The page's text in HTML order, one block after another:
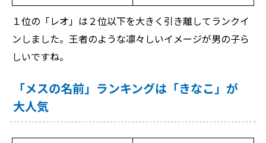
１位の「レオ」は２位以下を大きく引き離してランクイ
ンしました。王者のような凛々しいイメージが男の子ら
しいですね。
「メスの名前」ランキングは「きなこ」が
大人気